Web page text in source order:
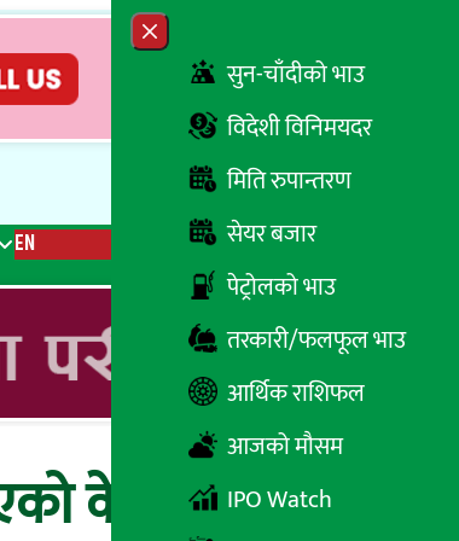
Close menu
सुन-चाँदीको भाउ
विदेशी विनिमयदर
मिति रुपान्तरण
सेयर बजार
पेट्रोलको भाउ
तरकारी/फलफूल भाउ
आर्थिक राशिफल
आजको मौसम
IPO Watch
EN रेडियो
के थियो ?